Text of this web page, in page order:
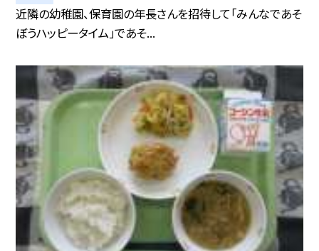
近隣の幼稚園、保育園の年長さんを招待して「みんなであそ
ぼうハッピータイム」であそ...